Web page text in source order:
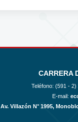
CARRERA
Teléfono: (591 - 2)
E-mail:
Av. Villazón N° 1995,